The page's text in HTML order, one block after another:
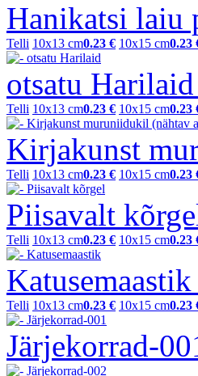
Hanikatsi laiu
Telli 10x13 cm0.23 € 10x15 cm0.23
otsatu Harilaid
Telli 10x13 cm0.23 € 10x15 cm0.23
Kirjakunst
Telli 10x13 cm0.23 € 10x15 cm0.23
Piisavalt
Telli 10x13 cm0.23 € 10x15 cm0.23
Katusemaastik
Telli 10x13 cm0.23 € 10x15 cm0.23
Järjekorrad-